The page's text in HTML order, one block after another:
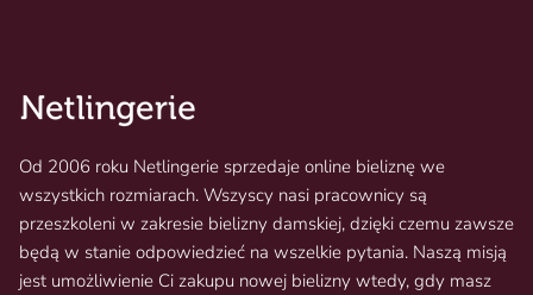
Od 2006 roku Netlingerie sprzedaje online bieliznę we
wszystkich rozmiarach. Wszyscy nasi pracownicy są
przeszkoleni w zakresie bielizny damskiej, dzięki czemu zawsze
będą w stanie odpowiedzieć na wszelkie pytania. Naszą misją
jest umożliwienie Ci zakupu nowej bielizny wtedy, gdy masz